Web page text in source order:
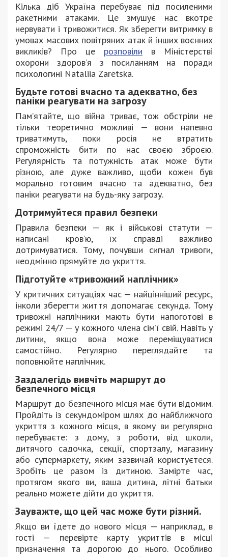
Кілька діб Україна перебуває під посиленими
ракетними атаками. Це змушує нас вкотре
нервувати і тривожитися. Як зберегти витримку в
умовах масових повітряних атак й інших воєнних
викликів? Про це розповіли в Міністерстві
охорони здоров’я з посиланням на поради
психологині Nataliia Zaretska.
Будьте готові вчасно та адекватно, без
паніки реагувати на загрозу
Пам’ятайте, що війна триває, тож обстріли не
тільки теоретично можливі — вони напевно
триватимуть, поки росія не втратить
спроможність бити по нас своєю зброєю.
Регулярність та потужність атак може бути
різною, але дуже важливо, щоби кожен був
морально готовим вчасно та адекватно, без
паніки реагувати на будь-яку загрозу.
Дотримуйтеся правил безпеки
Правила безпеки — як і військові статути —
написані кров’ю, їх справді важливо
дотримуватися. Тому, почувши сигнал тривоги,
неодмінно прямуйте до укриття.
Підготуйте «тривожний наплічник»
У критичних ситуаціях час — найцінніший ресурс,
інколи зберегти життя допомагає секунда. Тому
тривожні наплічники мають бути напоготові в
режимі 24/7 — у кожного члена сім’ї свій. Навіть у
дитини, якщо вона може переміщуватися
самостійно. Регулярно переглядайте та
поповнюйте наплічник.
Заздалегідь вивчіть маршрут до
безпечного місця
Маршрут до безпечного місця має бути відомим.
Пройдіть із секундоміром шлях до найближчого
укриття з кожного місця, в якому ви регулярно
перебуваєте: з дому, з роботи, від школи,
дитячого садочка, секції, спортзалу, магазину
або супермаркету, яким зазвичай користуєтеся.
Зробіть це разом із дитиною. Замірте час,
протягом якого ви, ваша дитина, літні батьки
реально можете дійти до укриття.
Зауважте, що цей час може бути різний.
Якщо ви їдете до нового місця — наприклад, в
гості — перевірте карту укриттів в місці
призначення та дорогою до нього. Особливо